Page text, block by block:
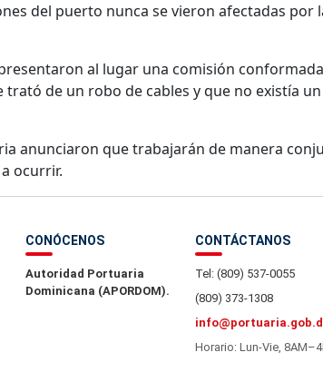
del puerto nunca se vieron afectadas por
al lugar una comisión
de un robo de cables y que no existía
anunciaron que trabajarán de manera
ocurrir.
CONÓCENOS
Autoridad Portuaria
Dominicana (APORDOM).
CONTÁCTANOS
Tel: (809) 537-0055
(809) 373-1308
Horario: Lun-Vie,